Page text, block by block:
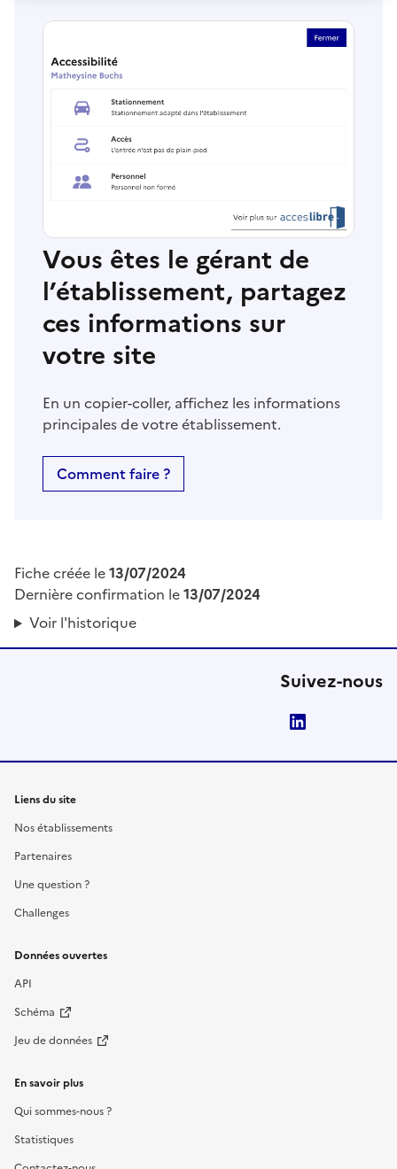
Vous êtes le gérant de
l’établissement, partagez
ces informations sur
votre site
En un copier-coller, affichez les informations
principales de votre établissement.
Comment faire ?
Fiche créée le13/07/2024
Dernière confirmation le13/07/2024
Voir l'historique
Suivez-nous
Liens du site
Nos établissements
Partenaires
Une question ?
Challenges
Données ouvertes
API
Schéma
Jeu de données
En savoir plus
Qui sommes-nous ?
Statistiques